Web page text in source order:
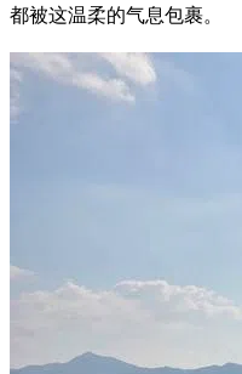
都被这温柔的气息包裹。